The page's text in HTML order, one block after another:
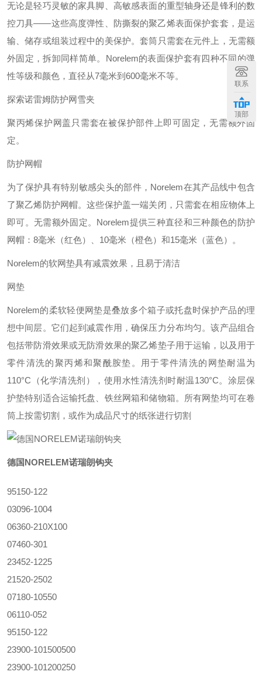
无论是轻巧灵敏的家具脚、高敏感表面的重型轴身还是锋利的数
控刀具——这些高度弹性、防撕裂的聚乙烯表面保护套套，是运
输、储存或组装过程中的美保护。套筒只需套在元件上，无需额
外固定，拆卸同样简单。Norelem的表面保护套有四种不同的弹
性等级和颜色，直径从7毫米到600毫米不等。
探索诺雷姆防护网雪夹
聚丙烯保护网盖只需套在被保护部件上即可固定，无需额外固
定。
防护网帽
为了保护具有特别敏感尖头的部件，Norelem在其产品线中包含
了聚乙烯防护网帽。这些保护盖一端关闭，只需套在相应物体上
即可。无需额外固定。Norelem提供三种直径和三种颜色的防护
网帽：8毫米（红色）、10毫米（橙色）和15毫米（蓝色）。
Norelem的软网垫具有减震效果，且易于清洁
网垫
Norelem的柔软轻便网垫是叠放多个箱子或托盘时保护产品的理
想中间层。它们起到减震作用，确保压力分布均匀。该产品组合
包括带防滑效果或无防滑效果的聚乙烯垫子用于运输，以及用于
零件清洗的聚丙烯和聚酰胺垫。用于零件清洗的网垫耐温为
110°C（化学清洗剂），使用水性清洗剂时耐温130°C。涂层保
护垫特别适合运输托盘、铁丝网箱和储物箱。所有网垫均可在卷
筒上按需切割，或作为成品尺寸的纸张进行切割
德国NORELEM诺瑞朗钩夹
95150-122
03096-1004
06360-210X100
07460-301
23452-1225
21520-2502
07180-10550
06110-052
95150-122
23900-101500500
23900-101200250
联系
顶部